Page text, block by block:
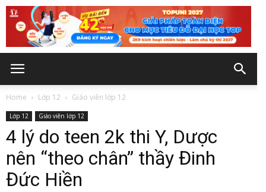
Home Lớp 12 Giáo viên lớp 12
Lớp 12 Giáo viên lớp 12
4 lý do teen 2k thi Y, Dược
nên “theo chân” thầy Đinh
Đức Hiền